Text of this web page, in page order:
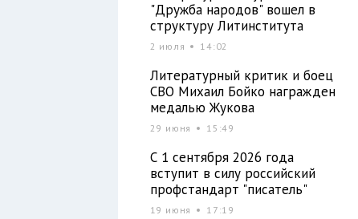
"Дружба народов" вошел в
структуру Литинститута
2 июля 14:02
Литературный критик и боец
СВО Михаил Бойко награжден
медалью Жукова
29 июня 15:49
С 1 сентября 2026 года
вступит в силу российский
профстандарт "писатель"
19 июня 17:19